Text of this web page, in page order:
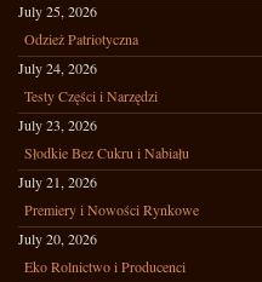
July 25, 2026
Odzież Patriotyczna
July 24, 2026
Testy Części i Narzędzi
July 23, 2026
Słodkie Bez Cukru i Nabiału
July 21, 2026
Premiery i Nowości Rynkowe
July 20, 2026
Eko Rolnictwo i Producenci